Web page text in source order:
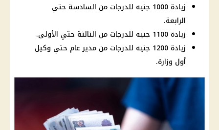
زيادة 1000 جنيه للدرجات من السادسة حتي
الرابعة.
زيادة 1100 جنيه للدرجات من الثالثة حتي الأولى.
زيادة 1200 جنيه للدرجات من مدير عام حتي وكيل
أول وزارة.